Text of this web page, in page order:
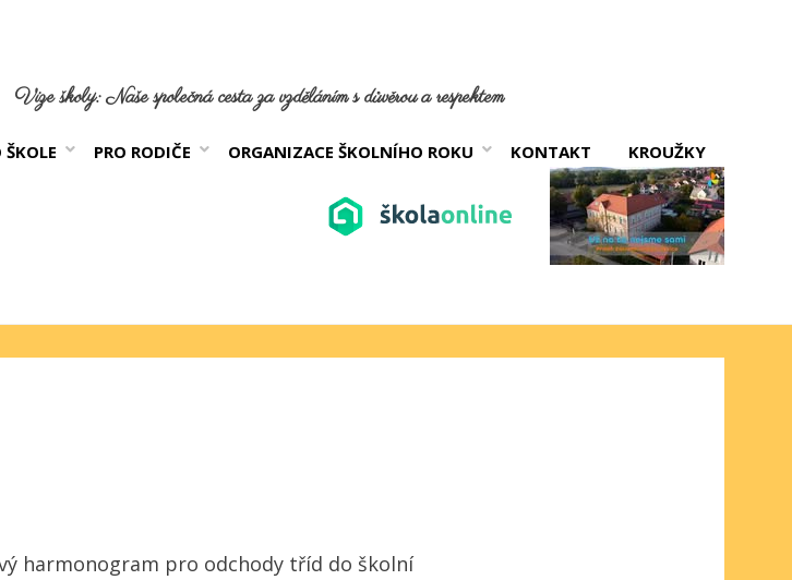
Vize školy: Naše společná cesta za vzděláním s důvěrou a respektem
ŠKOLE PRO RODIČE ORGANIZACE ŠKOLNÍHO ROKU KONTAKT KROUŽKY
harmonogram pro odchody tříd do školní